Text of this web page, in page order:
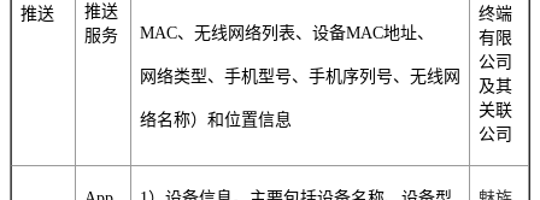
推送
推送
服务
MAC、无线网络列表、设备MAC地址、
网络类型、手机型号、手机序列号、无线网
络名称）和位置信息
终端
有限
公司
及其
关联
公司